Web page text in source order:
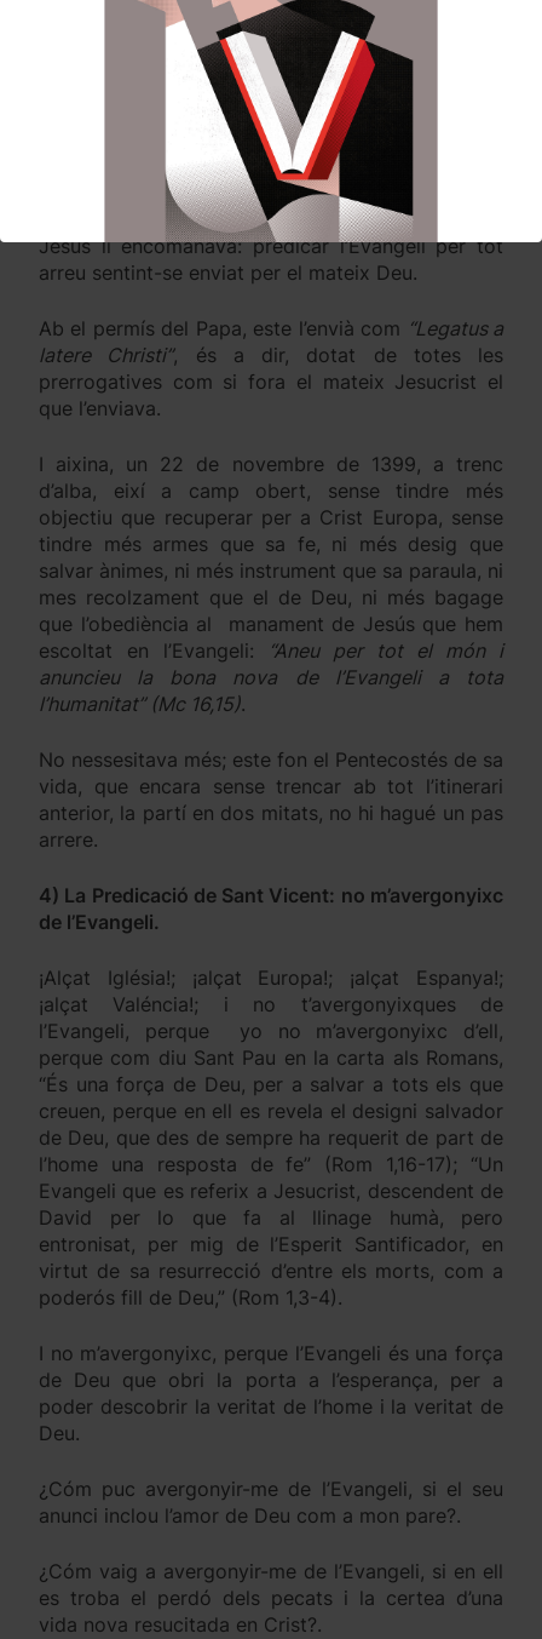
acompanyat de Sant Doménec i Sant Francesc i
fon el propi Senyor el que ab una bontat i dolçor
inigualables li toca suaument la galta dreta
curant-lo de repent i enviant-lo a predicar.
Aquella aparició li canvià la vida: des d’eixe
moment li s’aclarí l’horisó, es dissiparen sos
dubtes i comprengué quina era la missió que
Jesús li encomanava: predicar l’Evangeli per tot
arreu sentint-se enviat per el mateix Deu.
Ab el permís del Papa, este l’envià com “Legatus a
latere Christi”, és a dir, dotat de totes les
prerrogatives com si fora el mateix Jesucrist el
que l’enviava.
I aixina, un 22 de novembre de 1399, a trenc
d’alba, eixí a camp obert, sense tindre més
objectiu que recuperar per a Crist Europa, sense
tindre més armes que sa fe, ni més desig que
salvar ànimes, ni més instrument que sa paraula, ni
mes recolzament que el de Deu, ni més bagage
que l’obediència al manament de Jesús que hem
escoltat en l’Evangeli:
“Aneu per tot el món i
anuncieu la bona nova de l’Evangeli a tota
l’humanitat” (Mc 16,15).
No nessesitava més; este fon el Pentecostés de sa
vida, que encara sense trencar ab tot l’itinerari
anterior, la partí en dos mitats, no hi hagué un pas
arrere.
4) La Predicació de Sant Vicent: no m’avergonyixc
de l’Evangeli.
¡Alçat Iglésia!; ¡alçat Europa!; ¡alçat Espanya!;
¡alçat Valéncia!; i no t’avergonyixques de
l’Evangeli, perque yo no m’avergonyixc d’ell,
perque com diu Sant Pau en la carta als Romans,
“És una força de Deu, per a salvar a tots els que
creuen, perque en ell es revela el designi salvador
de Deu, que des de sempre ha requerit de part de
l’home una resposta de fe” (Rom 1,16-17); “Un
Evangeli que es referix a Jesucrist, descendent de
David per lo que fa al llinage humà, pero
entronisat, per mig de l’Esperit Santificador, en
virtut de sa resurrecció d’entre els morts, com a
poderós fill de Deu,” (Rom 1,3-4).
I no m’avergonyixc, perque l’Evangeli és una força
de Deu que obri la porta a l’esperança, per a
poder descobrir la veritat de l’home i la veritat de
Deu.
¿Cóm puc avergonyir-me de l’Evangeli, si el seu
anunci inclou l’amor de Deu com a mon pare?.
¿Cóm vaig a avergonyir-me de l’Evangeli, si en ell
es troba el perdó dels pecats i la certea d’una
vida nova resucitada en Crist?.